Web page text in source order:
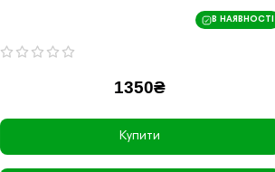
В НАЯВНОСТІ
1350₴
Купити